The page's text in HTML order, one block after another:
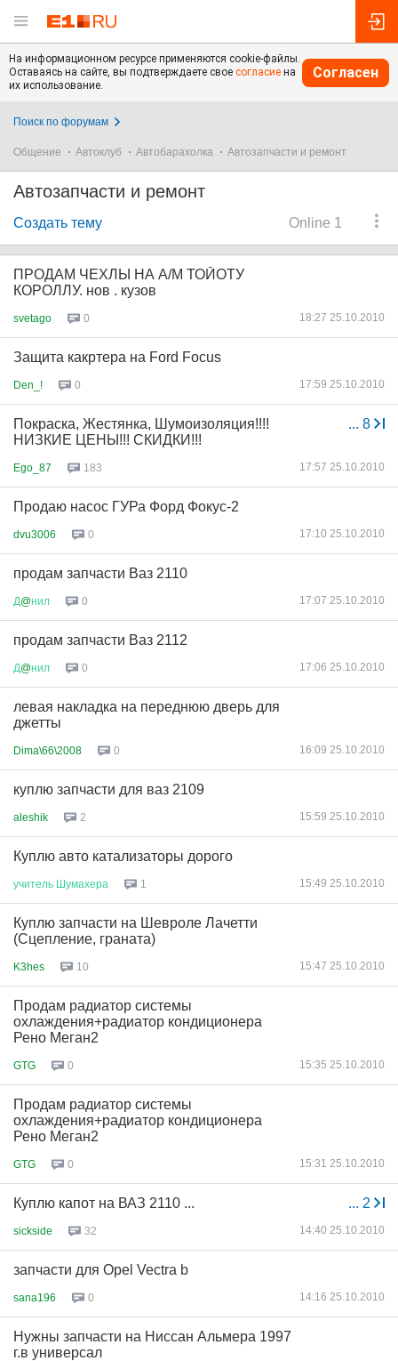
На информационном ресурсе применяются cookie-файлы.
Оставаясь на сайте, вы подтверждаете свое согласие на
их использование.
Согласен
Поиск по форумам
Общение Автоклуб Автобарахолка Автозапчасти и ремонт
Автозапчасти и ремонт
Online 1
Создать тему
ПРОДАМ ЧЕХЛЫ НА А/М ТОЙОТУ
КОРОЛЛУ. нов . кузов
svetago 0 18:27 25.10.2010
Защита какртера на Ford Focus
Den_! 0 17:59 25.10.2010
... 8
Покраска, Жестянка, Шумоизоляция!!!!
НИЗКИЕ ЦЕНЫ!!! СКИДКИ!!!
Ego_87 183 17:57 25.10.2010
Продаю насос ГУРа Форд Фокус-2
dvu3006 0 17:10 25.10.2010
продам запчасти Ваз 2110
Д@нил 0 17:07 25.10.2010
продам запчасти Ваз 2112
Д@нил 0 17:06 25.10.2010
левая накладка на переднюю дверь для
джетты
Dima\66\2008 0 16:09 25.10.2010
куплю запчасти для ваз 2109
aleshik 2 15:59 25.10.2010
Куплю авто катализаторы дорого
учитель Шумахера 1 15:49 25.10.2010
Куплю запчасти на Шевроле Лачетти
(Сцепление, граната)
K3hes 10 15:47 25.10.2010
Продам радиатор системы
охлаждения+радиатор кондиционера
Рено Меган2
GTG 0 15:35 25.10.2010
Продам радиатор системы
охлаждения+радиатор кондиционера
Рено Меган2
GTG 0 15:31 25.10.2010
... 2
Куплю капот на ВАЗ 2110 ...
sickside 32 14:40 25.10.2010
запчасти для Opel Vectra b
sana196 0 14:16 25.10.2010
Нужны запчасти на Ниссан Альмера 1997
г.в универсал